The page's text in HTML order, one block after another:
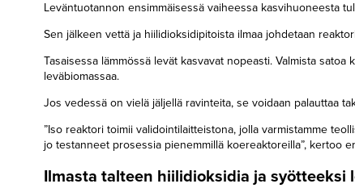
Leväntuotannon ensimmäisessä vaiheessa kasvihuoneesta
Sen jälkeen vettä ja hiilidioksidipitoista ilmaa johdetaan
Tasaisessa lämmössä levät kasvavat nopeasti. Valmista
leväbiomassaa.
Jos vedessä on vielä jäljellä ravinteita, se voidaan palauttaa
”Iso reaktori toimii validointilaitteistona, jolla varmistamme
jo testanneet prosessia pienemmillä koereaktoreilla”, kertoo
Ilmasta talteen hiilidioksidia ja syötteeksi